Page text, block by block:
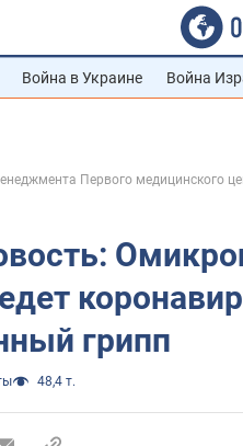
Война в Украине Война
Первого медицинского
грипп
48,4 т.